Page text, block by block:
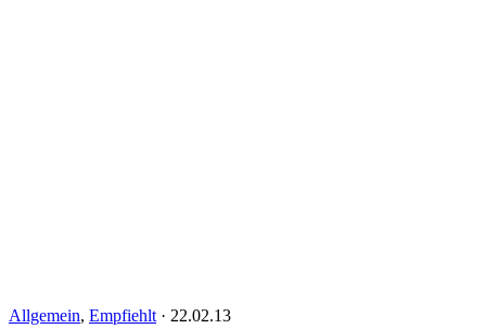
Allgemein, Empfiehlt · 22.02.13